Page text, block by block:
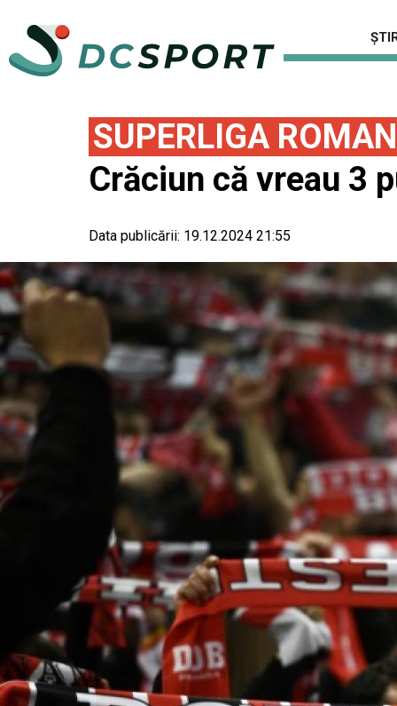
SUPERLIGA
Crăciun că vreau 3
Data publicării: 19.12.2024 21:55